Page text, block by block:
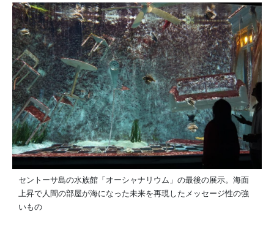
セントーサ島の水族館「オーシャナリウム」の最後の展示。海面
上昇で人間の部屋が海になった未来を再現したメッセージ性の強
いもの